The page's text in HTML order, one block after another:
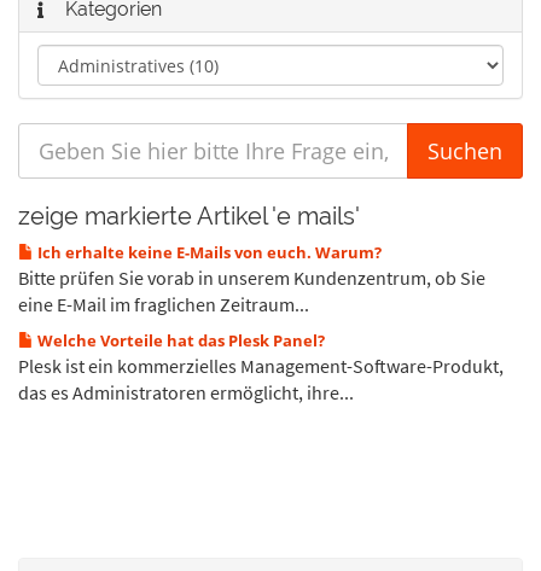
Kategorien
zeige markierte Artikel 'e mails'
Ich erhalte keine E-Mails von euch. Warum?
Bitte prüfen Sie vorab in unserem Kundenzentrum, ob Sie
eine E-Mail im fraglichen Zeitraum...
Welche Vorteile hat das Plesk Panel?
Plesk ist ein kommerzielles Management-Software-Produkt,
das es Administratoren ermöglicht, ihre...